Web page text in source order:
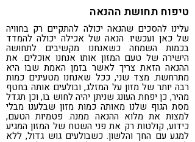
טיפוח תחושת ההנאה
עלינו להסכים שהנאה יכולה להתקיים רק בחוויה
של כאן ועכשיו. הנאה של אכילה יכולה להמדד
בכמות השמחה כשאנחנו מקשיבים לתחושה
הישירה של טעם המזון אותו אנחנו אוכלים. את
ההנאה הזאת צריך לאשר בזמן האמת שבו היא
מתרחשת. מצד שני, ככל שאנחנו מטעינים כמות
רבה יותר של מזון על המזלג, ובולעים אותה בחטף
מהיר, כן יפחת העונג שניתן יהיה לחוש בו, וכן תגדל
מסת הגוף שלנו מאותה כמות מזון שבלענו מבלי
למצות את מלוא ההנאה ממנה. פטמיות הטעם,
כידוע, קולטות רק את פני השטח של המזון המגיע
למגע עם החך והלשון. כשבולעים גוש גדול, ללא